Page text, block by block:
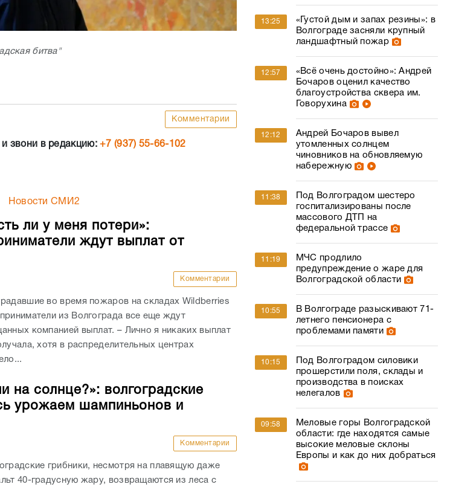
битва"
Комментарии
звони в редакцию:+7 (937) 55-66-102
Новости СМИ2
ли у меня потери»:
ждут выплат от
Комментарии
во время пожаров на складах Wildberries
из Волгограда все еще ждут
компанией выплат. – Лично я никаких выплат
хотя в распределительных центрах
на солнце?»: волгоградские
урожаем шампиньонов и
Комментарии
грибники, несмотря на плавящую даже
40-градусную жару, возвращаются из леса с
13:25
«Густой дым и запах резины»: в
Волгограде засняли крупный
ландшафтный пожар
12:57
«Всё очень достойно»: Андрей
Бочаров оценил качество
благоустройства сквера им.
Говорухина
12:12
Андрей Бочаров вывел
утомленных солнцем
чиновников на обновляемую
набережную
11:38
Под Волгоградом шестеро
госпитализированы после
массового ДТП на
федеральной трассе
11:19
МЧС продлило
предупреждение о жаре для
Волгоградской области
10:55
В Волгограде разыскивают 71-
летнего пенсионера с
проблемами памяти
10:15
Под Волгоградом силовики
прошерстили поля, склады и
производства в поисках
нелегалов
09:58
Меловые горы Волгоградской
области: где находятся самые
высокие меловые склоны
Европы и как до них добраться